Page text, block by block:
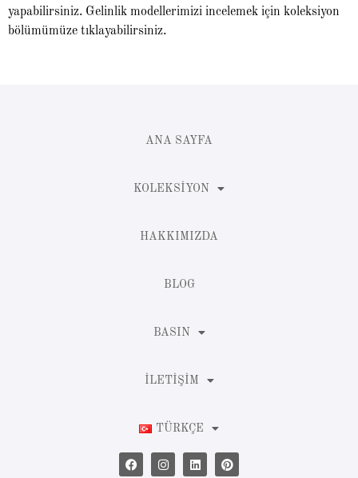
yapabilirsiniz. Gelinlik modellerimizi incelemek için koleksiyon
bölümümüze tıklayabilirsiniz.
ANA SAYFA
KOLEKSIYON
HAKKIMIZDA
BLOG
BASIN
İLETIŞIM
TÜRKÇE